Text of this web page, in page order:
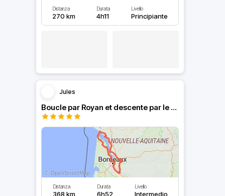
Distanza
270 km
Durata
4h11
Livello
Principiante
Jules
Boucle par Royan et descente par le Médoc
Distanza
368 km
Durata
6h52
Livello
Intermedio